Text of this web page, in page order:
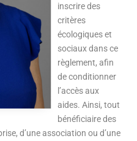
inscrire des
critères
écologiques et
sociaux dans ce
règlement, afin
de conditionner
l’accès aux
aides. Ainsi, tout
bénéficiaire des
d’une association ou d’une